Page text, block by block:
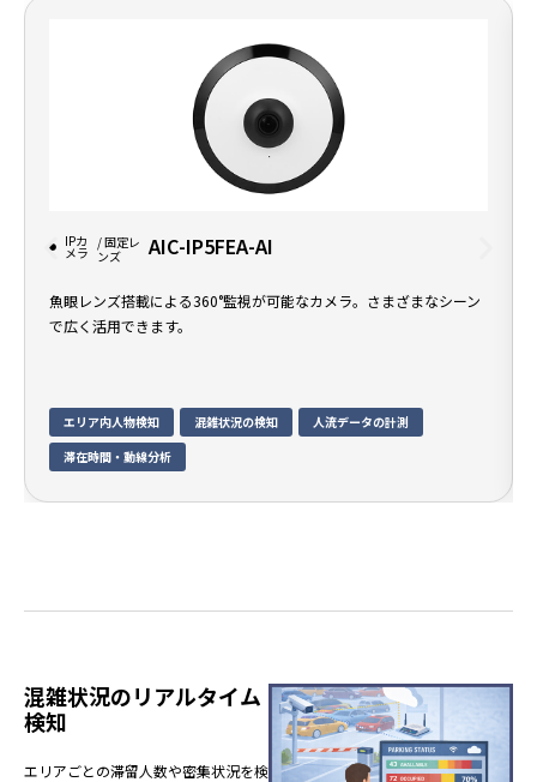
IPカ
メラ
/ 固定レ
ンズ
AIC-IP5FEA-AI
魚眼レンズ搭載による360°監視が可能なカメラ。さまざまなシーン
で広く活用できます。
エリア内人物検知 混雑状況の検知
人流データの計測
滞在時間・動線分析
混雑状況のリアルタイム
検知
エリアごとの滞留人数や密集状況を検